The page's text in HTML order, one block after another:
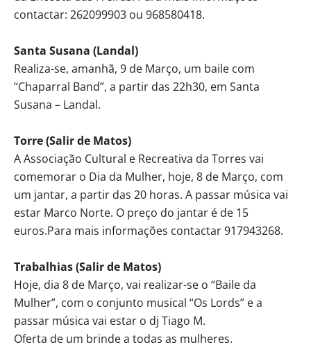
contactar: 262099903 ou 968580418.
Santa Susana (Landal)
Realiza-se, amanhã, 9 de Março, um baile com
“Chaparral Band”, a partir das 22h30, em Santa
Susana – Landal.
Torre (Salir de Matos)
A Associação Cultural e Recreativa da Torres vai
comemorar o Dia da Mulher, hoje, 8 de Março, com
um jantar, a partir das 20 horas. A passar música vai
estar Marco Norte. O preço do jantar é de 15
euros.Para mais informações contactar 917943268.
Trabalhias (Salir de Matos)
Hoje, dia 8 de Março, vai realizar-se o “Baile da
Mulher”, com o conjunto musical “Os Lords” e a
passar música vai estar o dj Tiago M.
Oferta de um brinde a todas as mulheres.